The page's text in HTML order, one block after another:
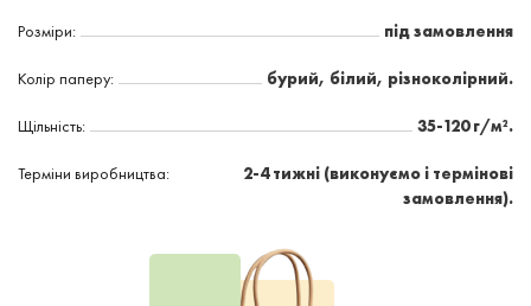
Розміри: під замовлення
Колір паперу: бурий, білий, різноколірний.
Щільність: 35-120 г/м².
Терміни виробництва:
2-4 тижні (виконуємо і термінові
замовлення).